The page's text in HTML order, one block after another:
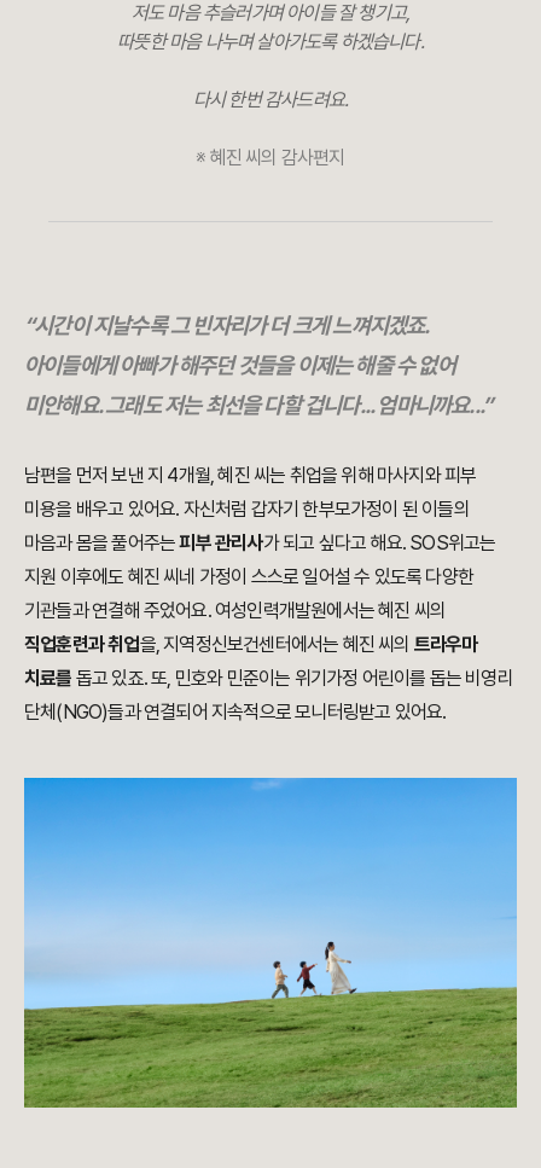
저도 마음 추슬러가며 아이들 잘 챙기고,
따뜻한 마음 나누며 살아가도록 하겠습니다.
다시 한번 감사드려요.
※ 혜진 씨의 감사편지
“시간이 지날수록 그 빈자리가 더 크게 느껴지겠죠.
아이들에게 아빠가 해주던 것들을 이제는 해줄 수 없어
미안해요. 그래도 저는 최선을 다할 겁니다... 엄마니까요...”
남편을 먼저 보낸 지 4개월, 혜진 씨는 취업을 위해 마사지와 피부
미용을 배우고 있어요. 자신처럼 갑자기 한부모가정이 된 이들의
마음과 몸을 풀어주는피부 관리사가 되고 싶다고 해요. SOS위고는
지원 이후에도 혜진 씨네 가정이 스스로 일어설 수 있도록 다양한
기관들과 연결해 주었어요. 여성인력개발원에서는 혜진 씨의
직업훈련과 취업을, 지역정신보건센터에서는 혜진 씨의 트라우마
치료를 돕고 있죠. 또, 민호와 민준이는 위기가정 어린이를 돕는 비영리
단체(NGO)들과 연결되어 지속적으로 모니터링받고 있어요.